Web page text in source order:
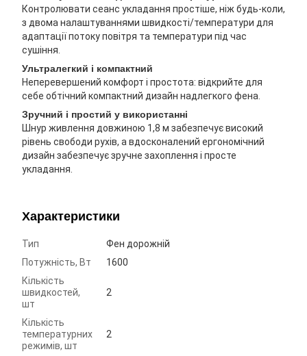
Контролювати сеанс укладання простіше, ніж будь-коли,
з двома налаштуваннями швидкості/температури для
адаптації потоку повітря та температури під час
сушіння.
Ультралегкий і компактний
Неперевершений комфорт і простота: відкрийте для
себе обтічний компактний дизайн надлегкого фена.
Зручний і простий у використанні
Шнур живлення довжиною 1,8 м забезпечує високий
рівень свободи рухів, а вдосконалений ергономічний
дизайн забезпечує зручне захоплення і просте
укладання.
Характеристики
Тип
Фен дорожній
Потужність, Вт
1600
Кількість
швидкостей,
шт
2
Кількість
температурних
режимів, шт
2